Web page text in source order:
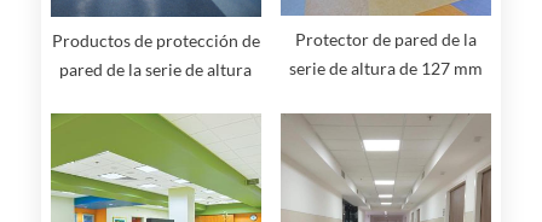
Productos de protección de
pared de la serie de altura
Protector de pared de la
serie de altura de 127 mm